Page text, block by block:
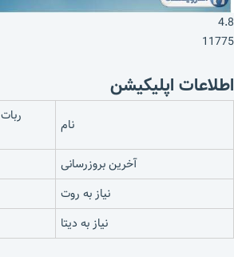
4.8
11775
اطلاعات اپلیکیشن
نام
آخرین بروزرسانی
نیاز به روت
نیاز به دیتا